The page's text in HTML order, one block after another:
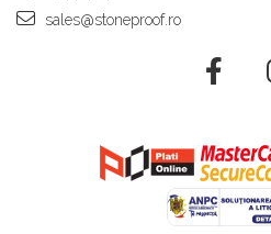
sales@stoneproof.ro